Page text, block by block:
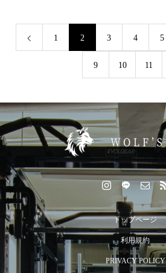
1 2 3 4 5
9 10 11
トップページ
利用規約
PRIVACY POLICY